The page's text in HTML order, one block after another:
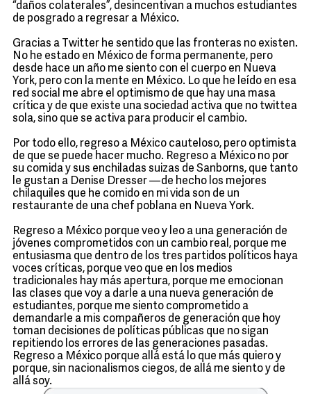
“daños colaterales”, desincentivan a muchos estudiantes
de posgrado a regresar a México.
Gracias a Twitter he sentido que las fronteras no existen.
No he estado en México de forma permanente, pero
desde hace un año me siento con el cuerpo en Nueva
York, pero con la mente en México. Lo que he leído en esa
red social me abre el optimismo de que hay una masa
crítica y de que existe una sociedad activa que no twittea
sola, sino que se activa para producir el cambio.
Por todo ello, regreso a México cauteloso, pero optimista
de que se puede hacer mucho. Regreso a México no por
su comida y sus enchiladas suizas de Sanborns, que tanto
le gustan a Denise Dresser —de hecho los mejores
chilaquiles que he comido en mi vida son de un
restaurante de una chef poblana en Nueva York.
Regreso a México porque veo y leo a una generación de
jóvenes comprometidos con un cambio real, porque me
entusiasma que dentro de los tres partidos políticos haya
voces críticas, porque veo que en los medios
tradicionales hay más apertura, porque me emocionan
las clases que voy a darle a una nueva generación de
estudiantes, porque me siento comprometido a
demandarle a mis compañeros de generación que hoy
toman decisiones de políticas públicas que no sigan
repitiendo los errores de las generaciones pasadas.
Regreso a México porque allá está lo que más quiero y
porque, sin nacionalismos ciegos, de allá me siento y de
allá soy.